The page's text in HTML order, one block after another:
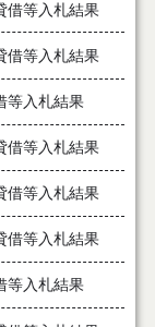
等入札結果
等入札結果
等入札結果
等入札結果
等入札結果
等入札結果
等入札結果